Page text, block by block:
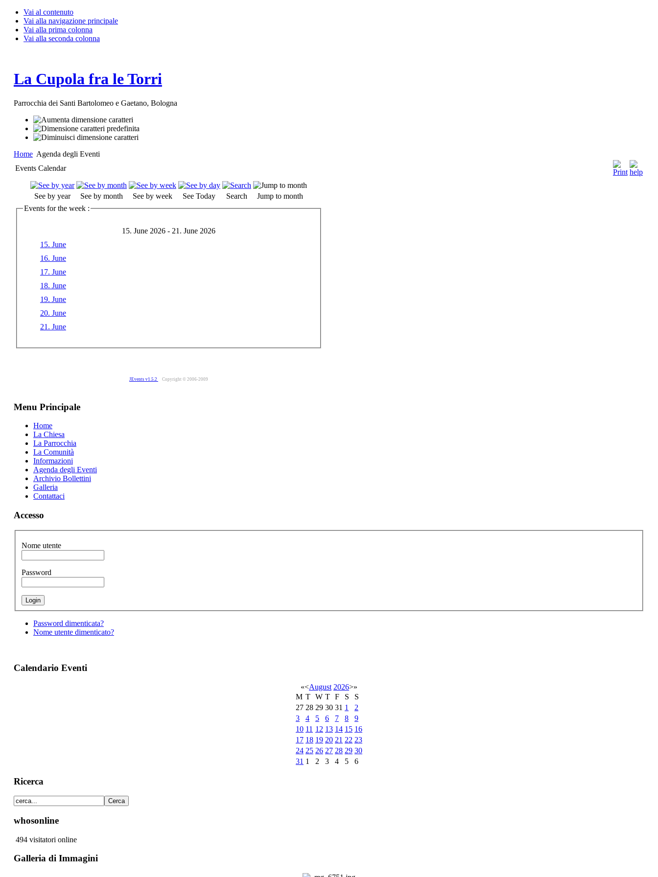
Vai al contenuto
Vai alla navigazione principale
Vai alla prima colonna
Vai alla seconda colonna
La Cupola fra le Torri
Parrocchia dei Santi Bartolomeo e Gaetano, Bologna
Home Agenda degli Eventi
Events Calendar
See by year See by month See by week See Today Search
Jump to month
Events for the week :
15. June 2026 - 21. June 2026
15. June
16. June
17. June
18. June
19. June
20. June
21. June
JEvents v1.5.2 Copyright © 2006-2009
Menu Principale
Home
La Chiesa
La Parrocchia
La Comunità
Informazioni
Agenda degli Eventi
Archivio Bollettini
Galleria
Contattaci
Accesso
Nome utente
Password
Password dimenticata?
Nome utente dimenticato?
Calendario Eventi
«<August 2026>»
M T W T F S
S
27 28 29 30 31 1
2
3
4 5 6 7 8
9
10 11 12 13 14 15 16
17 18 19 20 21 22 23
24 25 26 27 28 29 30
31 1 2 3 4 5 6
Ricerca
whosonline
494 visitatori online
Galleria di Immagini